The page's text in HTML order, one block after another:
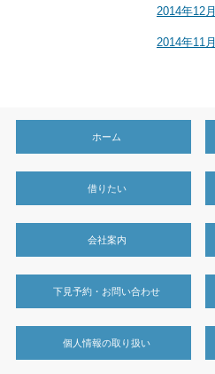
2014年12月
2014年11月
ホーム
借りたい
会社案内
下見予約・お問い合わせ
個人情報の取り扱い